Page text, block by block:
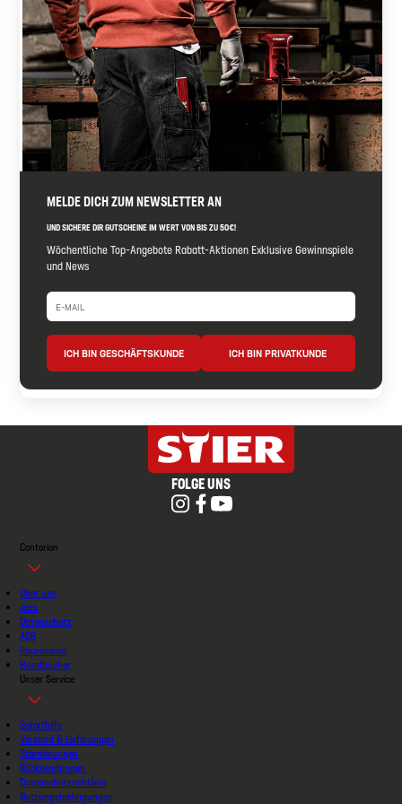
MELDE DICH ZUM NEWSLETTER AN
UND SICHERE DIR GUTSCHEINE IM WERT VON BIS ZU 50€!
Wöchentliche Top-Angebote Rabatt-Aktionen Exklusive Gewinnspiele
und News
ICH BIN GESCHÄFTSKUNDE ICH BIN PRIVATKUNDE
FOLGE UNS
Contorion
Über uns
Jobs
Datenschutz
AGB
Impressum
Handbücher
Unser Service
Soforthilfe
Versand & Lieferungen
Stornierungen
Rücksendungen
Datenschutzrichtlinie
Nutzungsbedingungen